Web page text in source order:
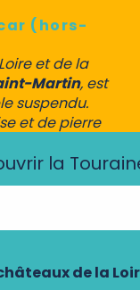
la
de la
(hors-
et de la
Martin, est
suspendu.
et de pierre
un tableau
»
de château.
châteaux,
une plongée